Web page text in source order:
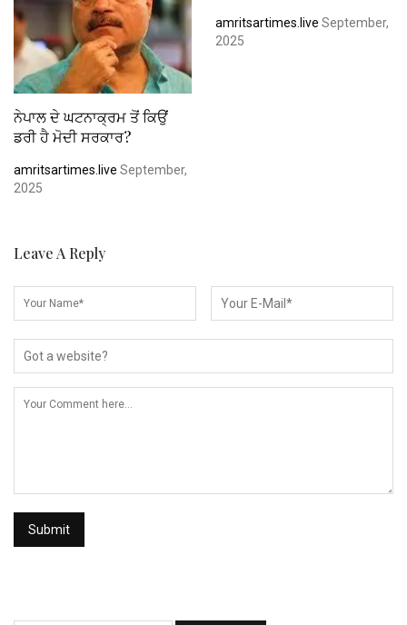
ਨੇਪਾਲ ਦੇ ਘਟਨਾਕ੍ਰਮ ਤੋਂ ਕਿਉਂ
ਡਰੀ ਹੈ ਮੋਦੀ ਸਰਕਾਰ?
amritsartimes.live September,
2025
amritsartimes.live September,
2025
Leave A Reply